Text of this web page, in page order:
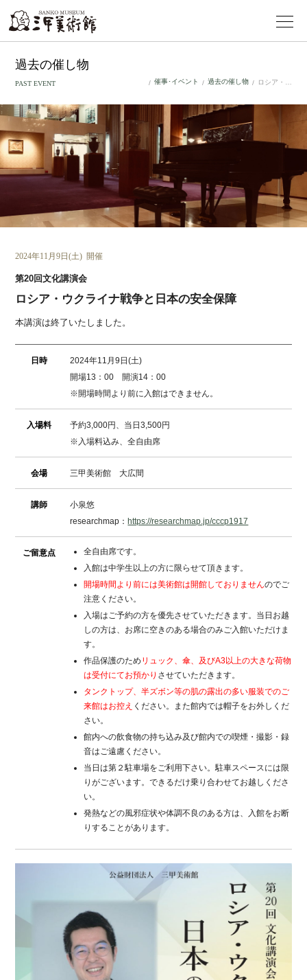
過去の催し物
PAST EVENT / 催事･イベント / 過去の催し物 /
2024年11月9日(土) 開催
第20回文化講演会
ロシア・ウクライナ戦争と日本の安全保障
本講演は終了いたしました。
日時
2024年11月9日(土)
開場13：00 開演14：00
※開場時間より前に入館はできません。
入場料
予約3,000円、当日3,500円
※入場料込み、全自由席
会場 三甲美術館 大広間
講師
小泉悠
researchmap： https://researchmap.jp/cccp1917
ご留意点
全自由席です。
入館は中学生以上の方に限らせて頂きます。
開場時間より前には美術館は開館しておりませんのでご
注意ください。
入場はご予約の方を優先させていただきます。当日お越
しの方は、お席に空きのある場合のみご入館いただけま
す。
作品保護のため リュック、傘、及びA3以上の大きな荷物
は受付にてお預かり させていただきます。
タンクトップ、半ズボン等の肌の露出の多い服装でのご
来館はお控え ください。また館内では帽子をお外しくだ
さい。
館内への飲食物の持ち込み及び館内での喫煙・撮影・録
音はご遠慮ください。
当日は第２駐車場をご利用下さい。駐車スペースには限
りがございます。できるだけ乗り合わせてお越しくださ
い。
発熱などの風邪症状や体調不良のある方は、入館をお断
りすることがあります。